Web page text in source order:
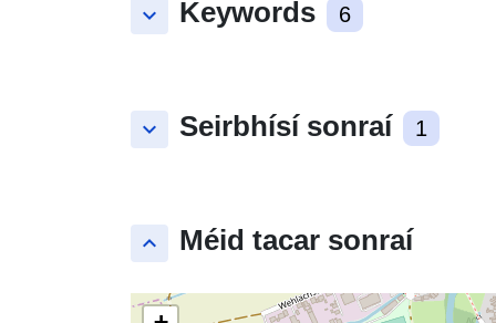
keyboard_arrow_down Keywords 6
keyboard_arrow_down Seirbhísí sonraí 1
keyboard_arrow_up Méid tacar sonraí